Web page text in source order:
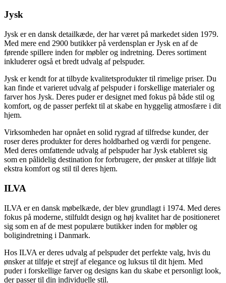
Jysk
Jysk er en dansk detailkæde, der har været på markedet siden 1979.
Med mere end 2900 butikker på verdensplan er Jysk en af de
førende spillere inden for møbler og indretning. Deres sortiment
inkluderer også et bredt udvalg af pelspuder.
Jysk er kendt for at tilbyde kvalitetsprodukter til rimelige priser. Du
kan finde et varieret udvalg af pelspuder i forskellige materialer og
farver hos Jysk. Deres puder er designet med fokus på både stil og
komfort, og de passer perfekt til at skabe en hyggelig atmosfære i dit
hjem.
Virksomheden har opnået en solid rygrad af tilfredse kunder, der
roser deres produkter for deres holdbarhed og værdi for pengene.
Med deres omfattende udvalg af pelspuder har Jysk etableret sig
som en pålidelig destination for forbrugere, der ønsker at tilføje lidt
ekstra komfort og stil til deres hjem.
ILVA
ILVA er en dansk møbelkæde, der blev grundlagt i 1974. Med deres
fokus på moderne, stilfuldt design og høj kvalitet har de positioneret
sig som en af de mest populære butikker inden for møbler og
boligindretning i Danmark.
Hos ILVA er deres udvalg af pelspuder det perfekte valg, hvis du
ønsker at tilføje et strejf af elegance og luksus til dit hjem. Med
puder i forskellige farver og designs kan du skabe et personligt look,
der passer til din individuelle stil.